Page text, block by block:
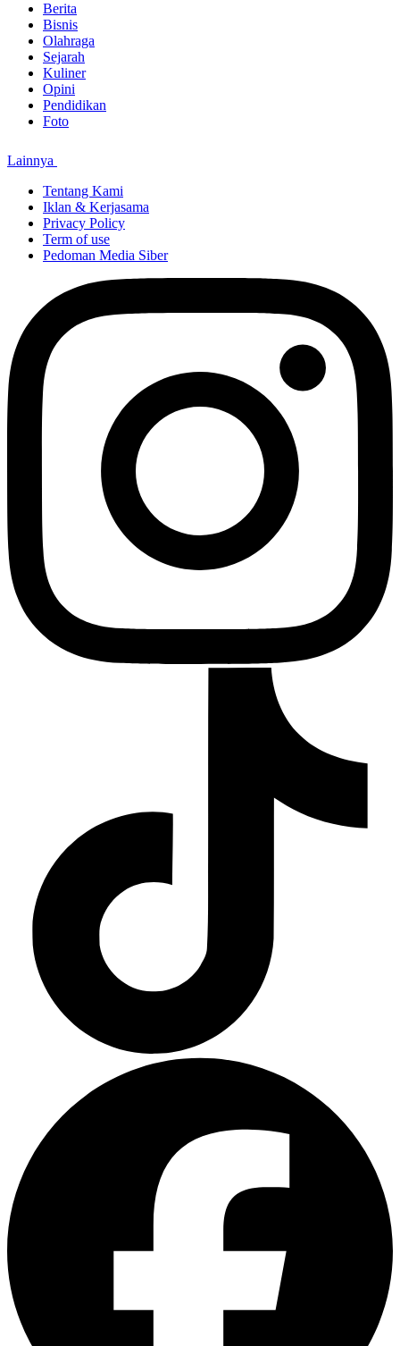
Berita
Bisnis
Olahraga
Sejarah
Kuliner
Opini
Pendidikan
Foto
Lainnya
Tentang Kami
Iklan & Kerjasama
Privacy Policy
Term of use
Pedoman Media Siber